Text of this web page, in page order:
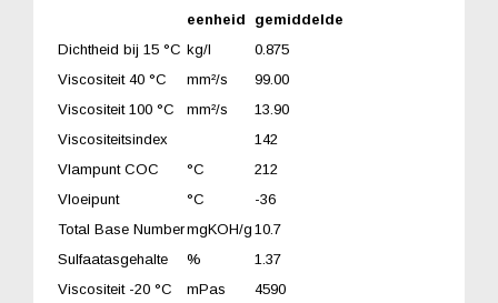
eenheid
gemiddelde
Dichtheid bij 15 °C kg/l
0.875
Viscositeit 40 °C
mm²/s
99.00
Viscositeit 100 °C
mm²/s
13.90
Viscositeitsindex
142
Vlampunt COC
°C
212
Vloeipunt
°C
-36
Total Base NumbermgKOH/g 10.7
Sulfaatasgehalte
%
1.37
Viscositeit -20 °C
mPas 4590